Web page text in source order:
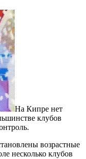
На Кипре нет
клубов
возрастные
несколько клубов